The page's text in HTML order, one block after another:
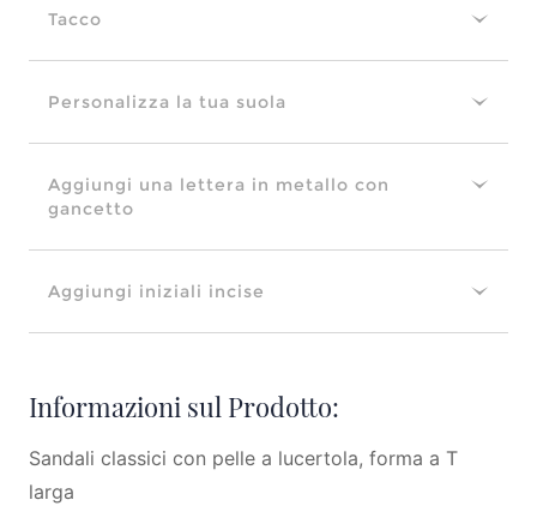
Tacco
Personalizza la tua suola
Aggiungi una lettera in metallo con
gancetto
Aggiungi iniziali incise
Informazioni sul Prodotto:
Sandali classici con pelle a lucertola, forma a T
larga